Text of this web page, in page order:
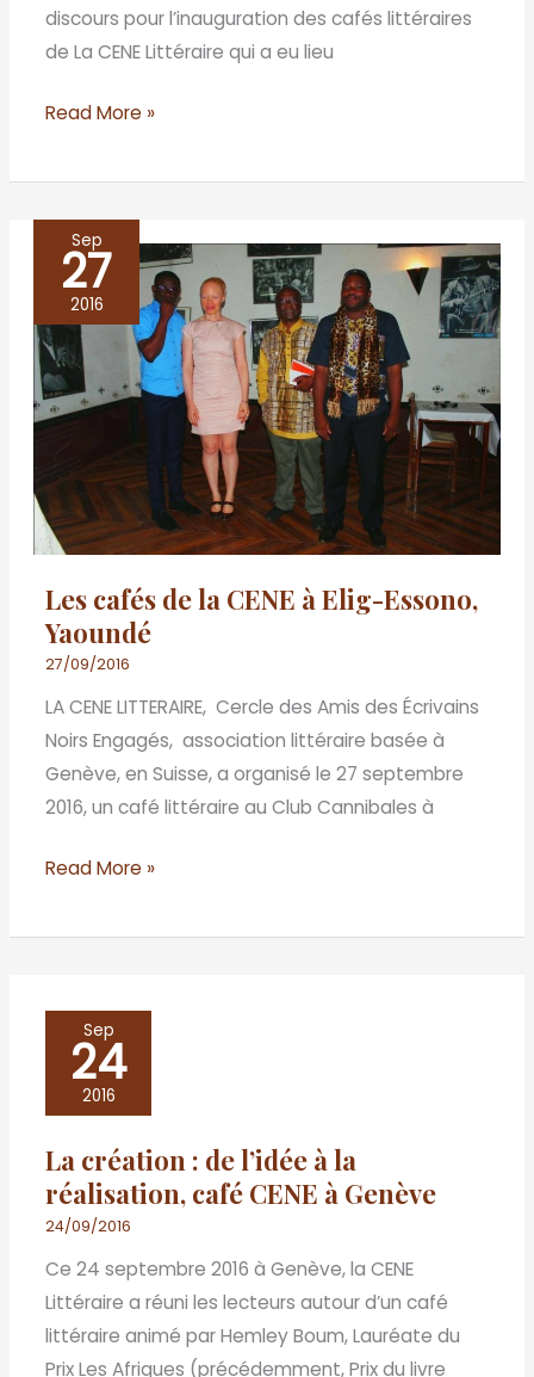
discours pour l’inauguration des cafés littéraires
de La CENE Littéraire qui a eu lieu
Read More »
Sep
27
2016
Les cafés de la CENE à Elig-Essono,
Yaoundé
27/09/2016
LA CENE LITTERAIRE, Cercle des Amis des Écrivains
Noirs Engagés, association littéraire basée à
Genève, en Suisse, a organisé le 27 septembre
2016, un café littéraire au Club Cannibales à
Les
cafés
de
la
CENE
Elig-
Essono,
Yaoundé
Read More »
Sep
24
2016
La création : de l’idée à la
réalisation, café CENE à Genève
24/09/2016
Ce 24 septembre 2016 à Genève, la CENE
Littéraire a réuni les lecteurs autour d’un café
littéraire animé par Hemley Boum, Lauréate du
Prix Les Afriques (précédemment, Prix du livre
création
l’idée
à
la
réalisation,
café
CENE
à